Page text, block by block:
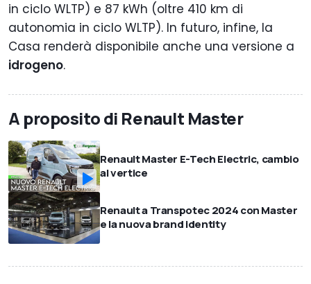
in ciclo WLTP) e 87 kWh (oltre 410 km di
autonomia in ciclo WLTP). In futuro, infine, la
Casa renderà disponibile anche una versione a
idrogeno.
A proposito di Renault Master
Renault Master E-Tech Electric, cambio
al vertice
Renault a Transpotec 2024 con Master
e la nuova brand identity